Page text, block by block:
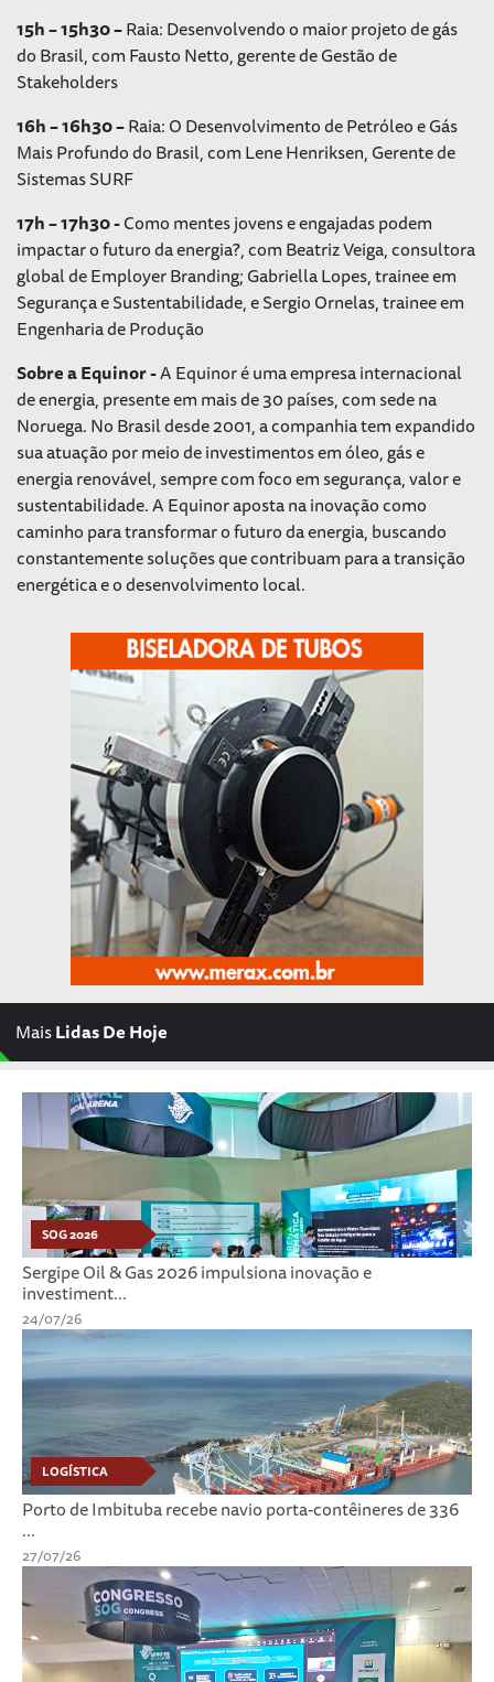
15h – 15h30 –Raia: Desenvolvendo o maior projeto de gás
do Brasil, com Fausto Netto, gerente de Gestão de
Stakeholders
16h – 16h30 –Raia: O Desenvolvimento de Petróleo e Gás
Mais Profundo do Brasil, com Lene Henriksen, Gerente de
Sistemas SURF
17h – 17h30 -Como mentes jovens e engajadas podem
impactar o futuro da energia?, com Beatriz Veiga, consultora
global de Employer Branding; Gabriella Lopes, trainee em
Segurança e Sustentabilidade, e Sergio Ornelas, trainee em
Engenharia de Produção
Sobre a Equinor -A Equinor é uma empresa internacional
de energia, presente em mais de 30 países, com sede na
Noruega. No Brasil desde 2001, a companhia tem expandido
sua atuação por meio de investimentos em óleo, gás e
energia renovável, sempre com foco em segurança, valor e
sustentabilidade. A Equinor aposta na inovação como
caminho para transformar o futuro da energia, buscando
constantemente soluções que contribuam para a transição
energética e o desenvolvimento local.
MaisLidas De Hoje
SOG 2026
Sergipe Oil & Gas 2026 impulsiona inovação e
investiment...
24/07/26
LOGÍSTICA
Porto de Imbituba recebe navio porta-contêineres de 336
...
27/07/26